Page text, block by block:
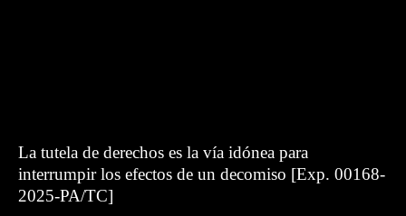
La tutela de derechos es la vía idónea para
interrumpir los efectos de un decomiso [Exp. 00168-
2025-PA/TC]